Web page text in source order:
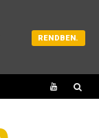
Y
RENDBEN.